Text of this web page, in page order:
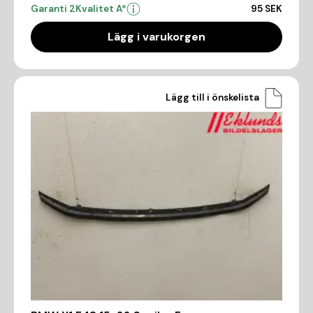
Garanti 2Kvalitet A* 95 SEK
Lägg i varukorgen
Lägg till i önskelista